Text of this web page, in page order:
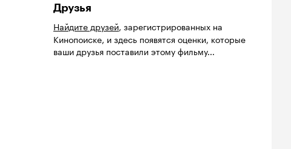
Друзья
Найдите друзей, зарегистрированных на
Кинопоиске, и здесь появятся оценки, которые
ваши друзья поставили этому фильму...